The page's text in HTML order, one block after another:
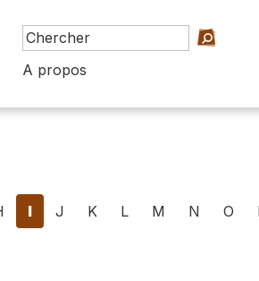
A propos
I J K L M N O